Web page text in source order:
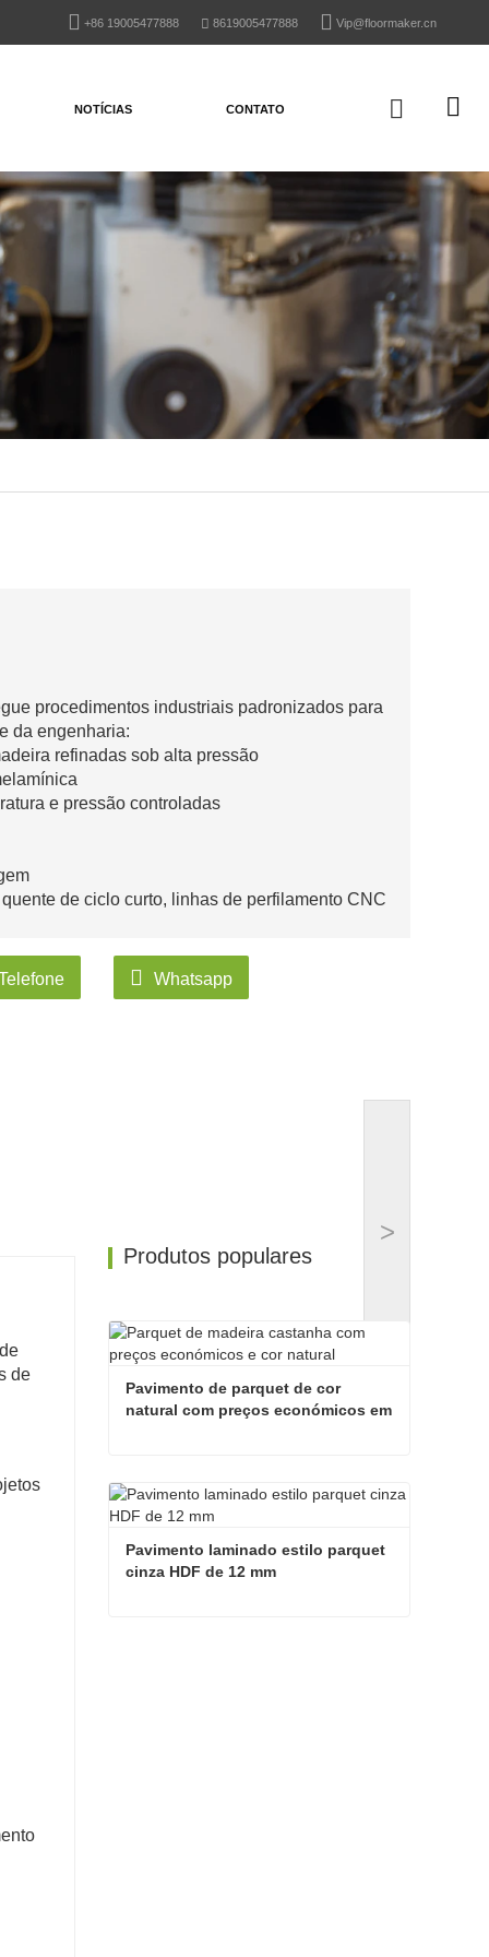
+86 19005477888 8619005477888 Vip@floormaker.cn
NOTÍCIAS CONTATO
procedimentos industriais padronizados para
da engenharia:
refinadas sob alta pressão
e pressão controladas
de ciclo curto, linhas de perfilamento CNC
Whatsapp
>
de
Produtos populares
Pavimento de parquet de cor
natural com preços económicos em
Contate agora
Pavimento laminado estilo parquet
cinza HDF de 12 mm